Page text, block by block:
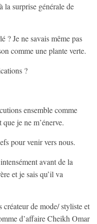
la surprise générale de
? Je ne savais même pas
comme une plante verte.
?
ensemble comme
je ne m’énerve.
pour venir vers nous.
avant de la
et je sais qu’il va
de mode/ styliste et
d’affaire Cheikh Omar